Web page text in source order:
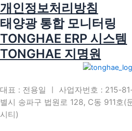
개인정보처리방침
태양광 통합 모니터링
TONGHAE ERP 시스템
TONGHAE 지명원
대표 : 전용일 ㅣ 사업자번호 : 215-
별시 송파구 법원로 128, C동 911호(
시티)